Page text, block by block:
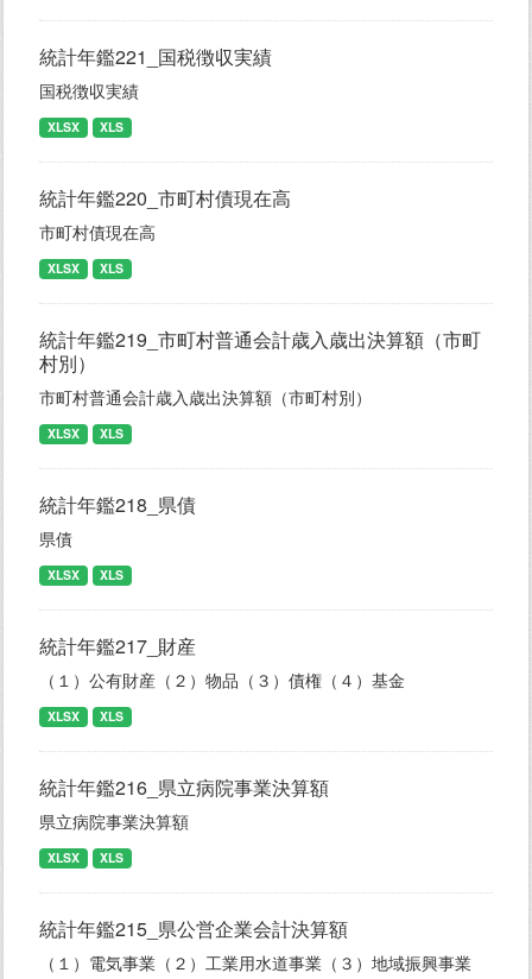
統計年鑑221_国税徴収実績
国税徴収実績
XLSX XLS
統計年鑑220_市町村債現在高
市町村債現在高
XLSX XLS
統計年鑑219_市町村普通会計歳入歳出決算額（市町
村別）
市町村普通会計歳入歳出決算額（市町村別）
XLSX XLS
統計年鑑218_県債
県債
XLSX XLS
統計年鑑217_財産
（１）公有財産（２）物品（３）債権（４）基金
XLSX XLS
統計年鑑216_県立病院事業決算額
県立病院事業決算額
XLSX XLS
統計年鑑215_県公営企業会計決算額
（１）電気事業（２）工業用水道事業（３）地域振興事業